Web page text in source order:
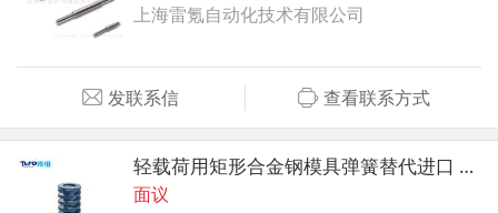
上海雷氪自动化技术有限公司
发联系信 查看联系方式
轻载荷用矩形合金钢模具弹簧替代进口 弹簧制造商
面议